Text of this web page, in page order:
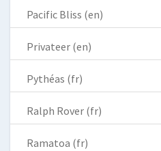
Pacific Bliss (en)
Privateer (en)
Pythéas (fr)
Ralph Rover (fr)
Ramatoa (fr)